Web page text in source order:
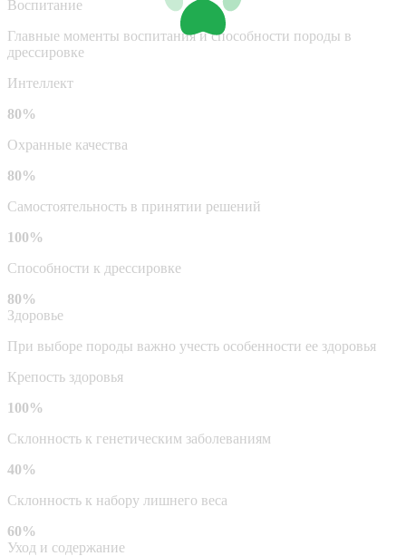
Воспитание
Главные моменты воспитания и способности породы в
дрессировке
Интеллект
80%
Охранные качества
80%
Самостоятельность в принятии решений
100%
Способности к дрессировке
80%
Здоровье
При выборе породы важно учесть особенности ее здоровья
Крепость здоровья
100%
Склонность к генетическим заболеваниям
40%
Склонность к набору лишнего веса
60%
Уход и содержание